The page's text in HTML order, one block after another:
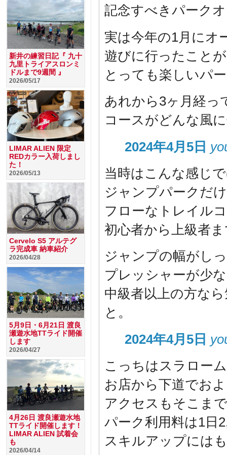
記念すべきパーク
実は今年の1月にオ
遊びに行ったこと
とっても楽しいパ
あれから3ヶ月経っ
コースがどんな風
2024年4月5日
当時はこんな感じ
ジャンプパークだ
フローなトレイル
初心者から上級者
ジャンプの幅がし
プレッシャーが少
中級者以上の方な
と。
2024年4月5日
こっちはスラロー
お店から下道でお
アクセスもそこま
パーク利用料は1日
スキルアップには
新井の練習日記『 九十
九里トライアスロンミ
ドルまで9週間 』
2026/05/17
LIMAR ALIEN 限定
REDカラー入荷しまし
た！
2026/05/13
Cervelo S5 アルテグ
ラ完成車 納車紹介
2026/04/28
5月9日・6月21日 渡良
瀬遊水地TTライド開催
します
2026/04/27
4月26日 渡良瀬遊水地
TTライド開催します！
LIMAR ALIEN 試着会
も
2026/04/14